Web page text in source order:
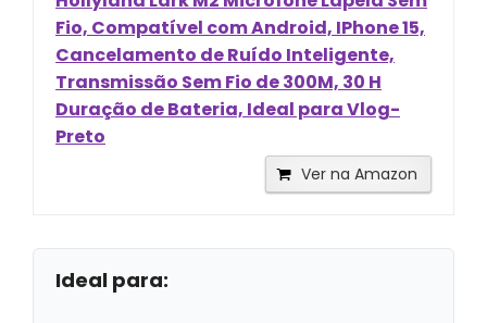
Fio, Compatível com Android, IPhone 15,
Cancelamento de Ruído Inteligente,
Transmissão Sem Fio de 300M, 30 H
Duração de Bateria, Ideal para Vlog-
Preto
Ver na Amazon
Ideal para: